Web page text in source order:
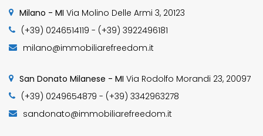
Milano - MI Via Molino Delle Armi 3, 20123
(+39) 0246514119 - (+39) 3922496181
milano@immobiliarefreedom.it
San Donato Milanese - MI Via Rodolfo Morandi 23, 20097
(+39) 0249654879 - (+39) 3342963278
sandonato@immobiliarefreedom.it